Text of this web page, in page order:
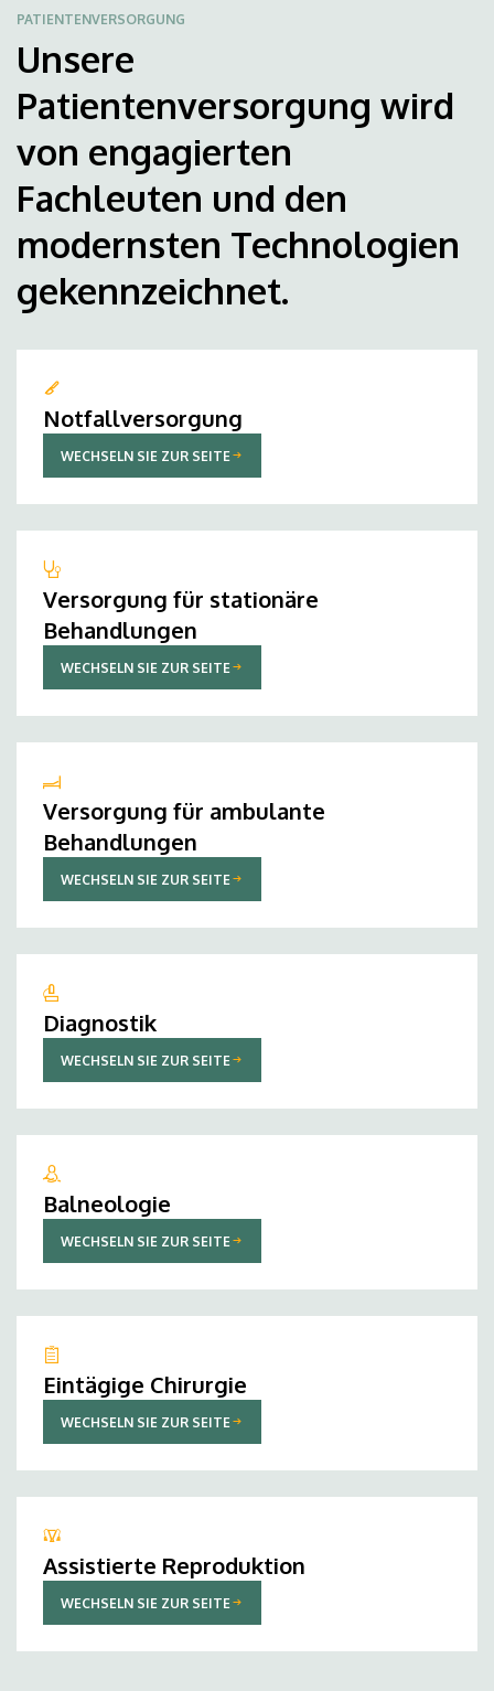
PATIENTENVERSORGUNG
Unsere
Patientenversorgung wird
von engagierten
Fachleuten und den
modernsten Technologien
gekennzeichnet.
Notfallversorgung
WECHSELN SIE ZUR SEITE
Versorgung für stationäre
Behandlungen
WECHSELN SIE ZUR SEITE
Versorgung für ambulante
Behandlungen
WECHSELN SIE ZUR SEITE
Diagnostik
WECHSELN SIE ZUR SEITE
Balneologie
WECHSELN SIE ZUR SEITE
Eintägige Chirurgie
WECHSELN SIE ZUR SEITE
Assistierte Reproduktion
WECHSELN SIE ZUR SEITE